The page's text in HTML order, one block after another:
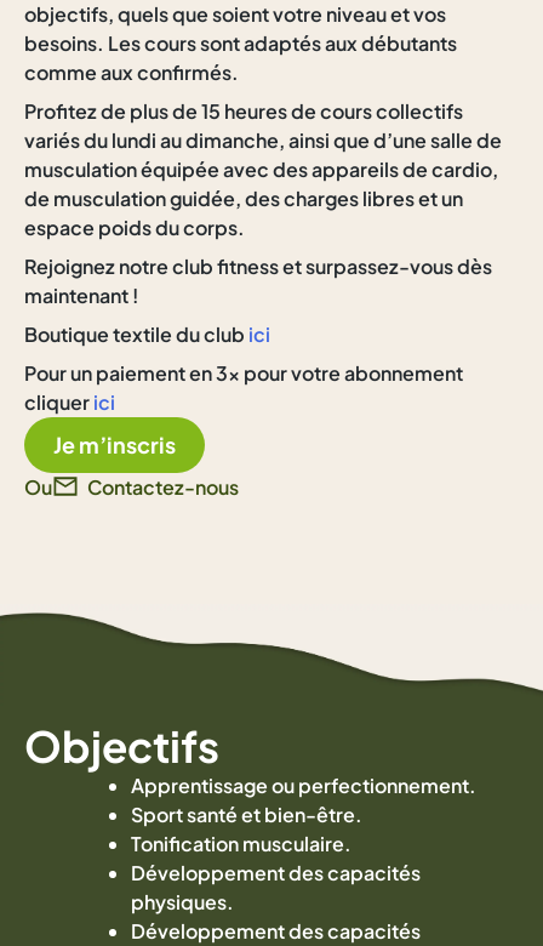
objectifs, quels que soient votre niveau et vos
besoins. Les cours sont adaptés aux débutants
comme aux confirmés.
Profitez de plus de 15 heures de cours collectifs
variés du lundi au dimanche, ainsi que d’une salle de
musculation équipée avec des appareils de cardio,
de musculation guidée, des charges libres et un
espace poids du corps.
Rejoignez notre club fitness et surpassez-vous dès
maintenant !
Boutique textile du club ici
Pour un paiement en 3x pour votre abonnement
cliquerici
Je m’inscris
Ou Contactez-nous
Objectifs
Apprentissage ou perfectionnement.
Sport santé et bien-être.
Tonification musculaire.
Développement des capacités
physiques.
Développement des capacités